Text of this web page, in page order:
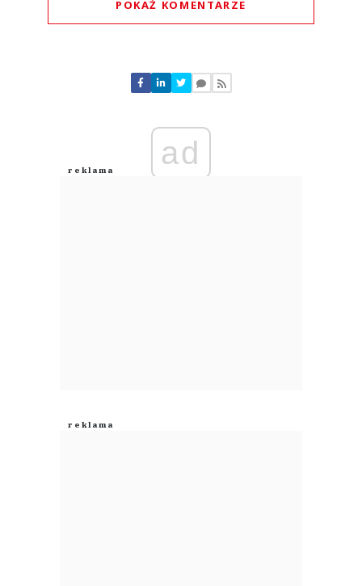
POKAŻ KOMENTARZE
Nie znaleziono komentarzy
Zostaw swoje komentarze
Anuluj
ad